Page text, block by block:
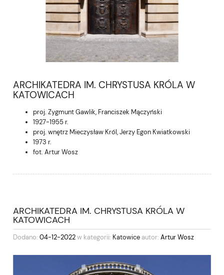
ARCHIKATEDRA IM. CHRYSTUSA KRÓLA W
KATOWICACH
proj. Zygmunt Gawlik, Franciszek Mączyński
1927-1955 r.
proj. wnętrz Mieczysław Król, Jerzy Egon Kwiatkowski
1973 r.
fot. Artur Wosz
ARCHIKATEDRA IM. CHRYSTUSA KRÓLA W
KATOWICACH
Dodano: 04-12-2022w kategorii: Katowice autor: Artur Wosz